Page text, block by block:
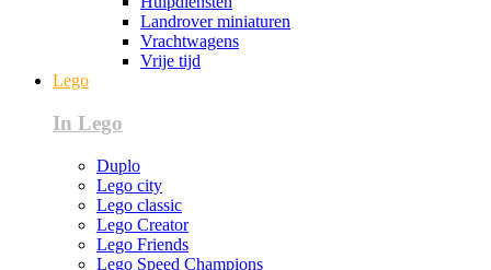
Landrover miniaturen
Vrachtwagens
Vrije tijd
Lego
In Lego
Duplo
Lego city
Lego classic
Lego Creator
Lego Friends
Lego Speed Champions